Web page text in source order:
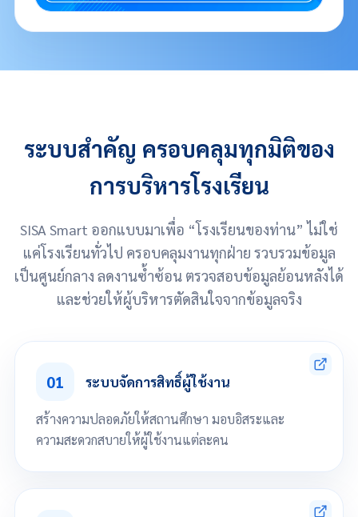
ระบบสำคัญ ครอบคลุมทุกมิติของ
การบริหารโรงเรียน
SISA Smart ออกแบบมาเพื่อ “โรงเรียนของท่าน” ไม่ใช่
แค่โรงเรียนทั่วไป ครอบคลุมงานทุกฝ่าย รวบรวมข้อมูล
เป็นศูนย์กลาง ลดงานซ้ำซ้อน ตรวจสอบข้อมูลย้อนหลังได้
และช่วยให้ผู้บริหารตัดสินใจจากข้อมูลจริง
01 ระบบจัดการสิทธิ์ผู้ใช้งาน
สร้างความปลอดภัยให้สถานศึกษา มอบอิสระและ
ความสะดวกสบายให้ผู้ใช้งานแต่ละคน
กำหนดสิทธิ์สำหรับผู้ใช้งานกลุ่ม
กำหนดสิทธิ์สำหรับผู้ใช้งานรายบุคคล